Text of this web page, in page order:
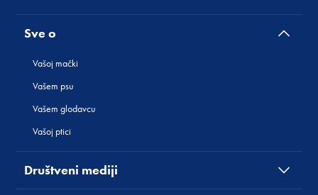
Sve o
Vašoj mački
Vašem psu
Vašem glodavcu
Vašoj ptici
Društveni mediji